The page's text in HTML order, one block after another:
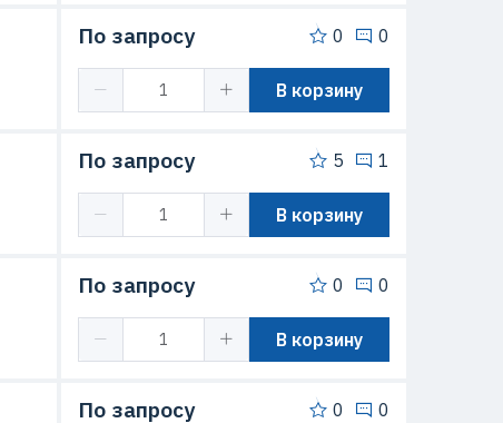
По запросу 0 0
В корзину
По запросу 5 1
В корзину
По запросу 0 0
В корзину
По запросу 0 0